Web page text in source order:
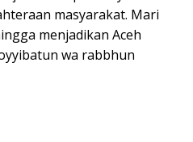
masyarakat. Mari
menjadikan Aceh
wa rabbhun